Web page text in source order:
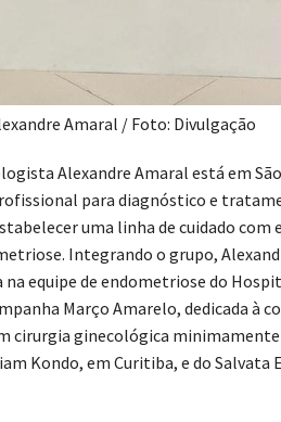
Amaral / Foto: Divulgação
Alexandre Amaral está em
para diagnóstico e
uma linha de cuidado com
Integrando o grupo,
equipe de endometriose do
Março Amarelo, dedicada à
cirurgia ginecológica
Kondo, em Curitiba, e do